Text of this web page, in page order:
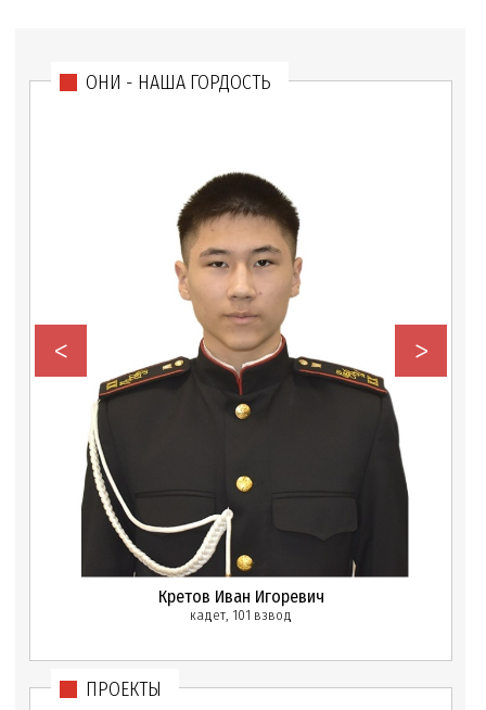
ОНИ - НАША ГОРДОСТЬ
Кретов Иван Игоревич
кадет, 101 взвод
< >
ПРОЕКТЫ